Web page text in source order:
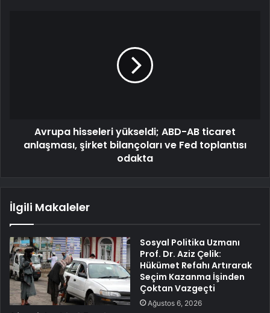
Avrupa hisseleri yükseldi; ABD-AB ticaret
anlaşması, şirket bilançoları ve Fed toplantısı
odakta
İlgili Makaleler
Sosyal Politika Uzmanı
Prof. Dr. Aziz Çelik:
Hükümet Refahı Artırarak
Seçim Kazanma İşinden
Çoktan Vazgeçti
Ağustos 6, 2026